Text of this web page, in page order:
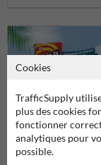
Poser votre
Nom*
Cookies
TrafficSupply
plus des cookies
fonctionner
analytiques pour
possible.